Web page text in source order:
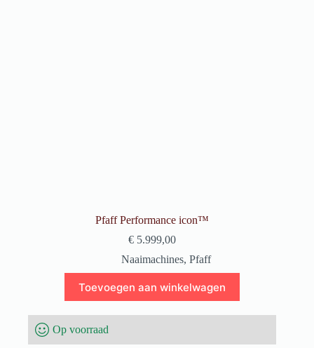
Pfaff Performance icon™
€ 5.999,00
Naaimachines,Pfaff
Toevoegen aan winkelwagen
Op voorraad